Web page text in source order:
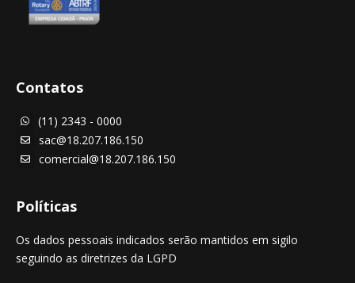
Contatos
 (11) 2343 - 0000
 sac@18.207.186.150
 comercial@18.207.186.150
Políticas
Os dados pessoais indicados serão mantidos em sigilo
seguindo as diretrizes da LGPD